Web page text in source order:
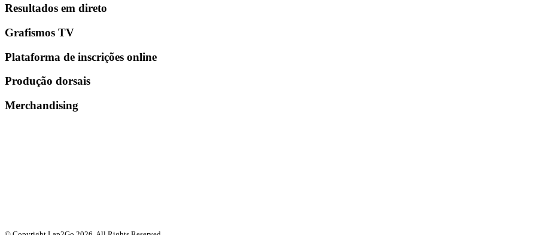
Resultados em direto
Grafismos TV
Plataforma de inscrições online
Produção dorsais
Merchandising